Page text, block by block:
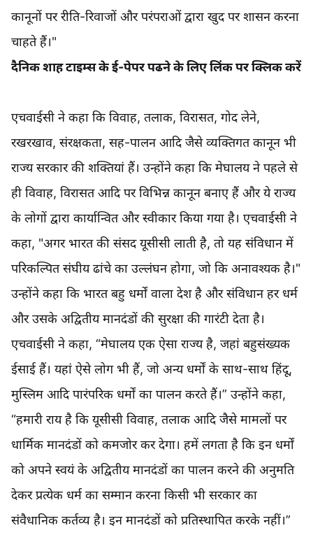
कानूनों पर रीति-रिवाजों और परंपराओं द्वारा खुद पर शासन करना
चाहते हैं।"
दैनिक शाह टाइम्स के ई-पेपर पढने के लिए लिंक पर क्लिक करें
एचवाईसी ने कहा कि विवाह, तलाक, विरासत, गोद लेने,
रखरखाव, संरक्षकता, सह-पालन आदि जैसे व्यक्तिगत कानून भी
राज्य सरकार की शक्तियां हैं। उन्होंने कहा कि मेघालय ने पहले से
ही विवाह, विरासत आदि पर विभिन्न कानून बनाए हैं और ये राज्य
के लोगों द्वारा कार्यान्वित और स्वीकार किया गया है। एचवाईसी ने
कहा, "अगर भारत की संसद यूसीसी लाती है, तो यह संविधान में
परिकल्पित संघीय ढांचे का उल्लंघन होगा, जो कि अनावश्यक है।"
उन्होंने कहा कि भारत बहु धर्मों वाला देश है और संविधान हर धर्म
और उसके अद्वितीय मानदंडों की सुरक्षा की गारंटी देता है।
एचवाईसी ने कहा, “मेघालय एक ऐसा राज्य है, जहां बहुसंख्यक
ईसाई हैं। यहां ऐसे लोग भी हैं, जो अन्य धर्मों के साथ-साथ हिंदू,
मुस्लिम आदि पारंपरिक धर्मों का पालन करते हैं।” उन्होंने कहा,
“हमारी राय है कि यूसीसी विवाह, तलाक आदि जैसे मामलों पर
धार्मिक मानदंडों को कमजोर कर देगा। हमें लगता है कि इन धर्मों
को अपने स्वयं के अद्वितीय मानदंडों का पालन करने की अनुमति
देकर प्रत्येक धर्म का सम्मान करना किसी भी सरकार का
संवैधानिक कर्तव्य है। इन मानदंडों को प्रतिस्थापित करके नहीं।”